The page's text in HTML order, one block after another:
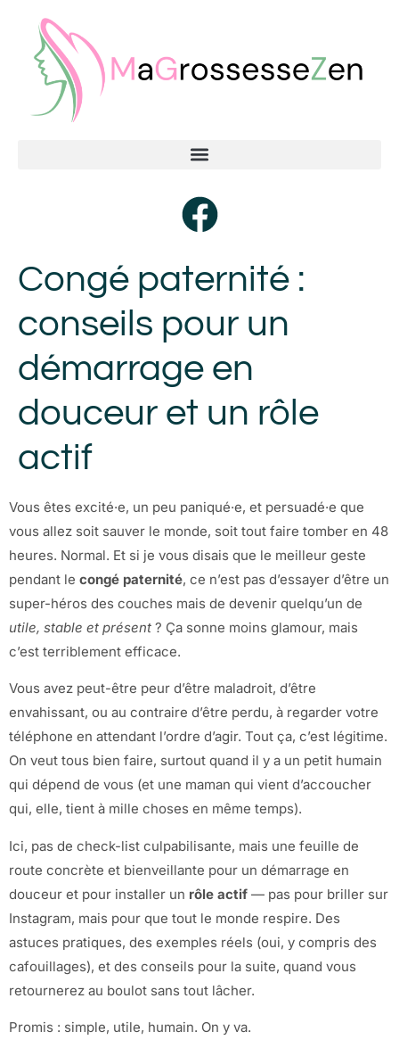
Congé paternité :
conseils pour un
démarrage en
douceur et un rôle
actif
Vous êtes excité·e, un peu paniqué·e, et persuadé·e que
vous allez soit sauver le monde, soit tout faire tomber en 48
heures. Normal. Et si je vous disais que le meilleur geste
pendant le congé paternité, ce n’est pas d’essayer d’être un
super-héros des couches mais de devenir quelqu’un de
utile, stable et présent ? Ça sonne moins glamour, mais
c’est terriblement efficace.
Vous avez peut-être peur d’être maladroit, d’être
envahissant, ou au contraire d’être perdu, à regarder votre
téléphone en attendant l’ordre d’agir. Tout ça, c’est légitime.
On veut tous bien faire, surtout quand il y a un petit humain
qui dépend de vous (et une maman qui vient d’accoucher
qui, elle, tient à mille choses en même temps).
Ici, pas de check-list culpabilisante, mais une feuille de
route concrète et bienveillante pour un démarrage en
douceur et pour installer un rôle actif — pas pour briller sur
Instagram, mais pour que tout le monde respire. Des
astuces pratiques, des exemples réels (oui, y compris des
cafouillages), et des conseils pour la suite, quand vous
retournerez au boulot sans tout lâcher.
Promis : simple, utile, humain. On y va.